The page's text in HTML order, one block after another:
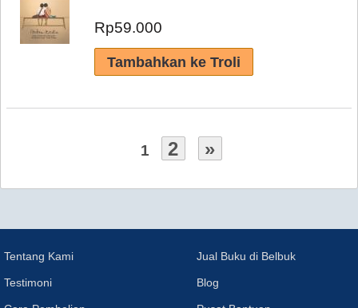
Rp59.000
1 2 »
Tentang Kami
Testimoni
Jual Buku di Belbuk
Blog